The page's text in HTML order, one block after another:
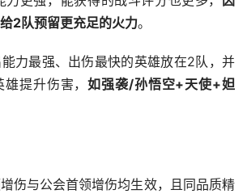
2队预留更充足的火力。
力最强、出伤最快的英雄放在2队，并
雄提升伤害，如强袭/孙悟空+天使+妲
伤与公会首领增伤均生效，且同品质精